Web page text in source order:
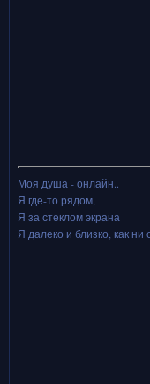
Моя душа - онлайн..
Я где-то рядом,
Я за стеклом экрана
Я далеко и близко, как ни